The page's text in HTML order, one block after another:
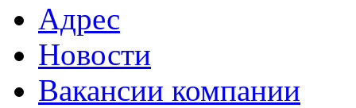
Адрес
Новости
Вакансии компании